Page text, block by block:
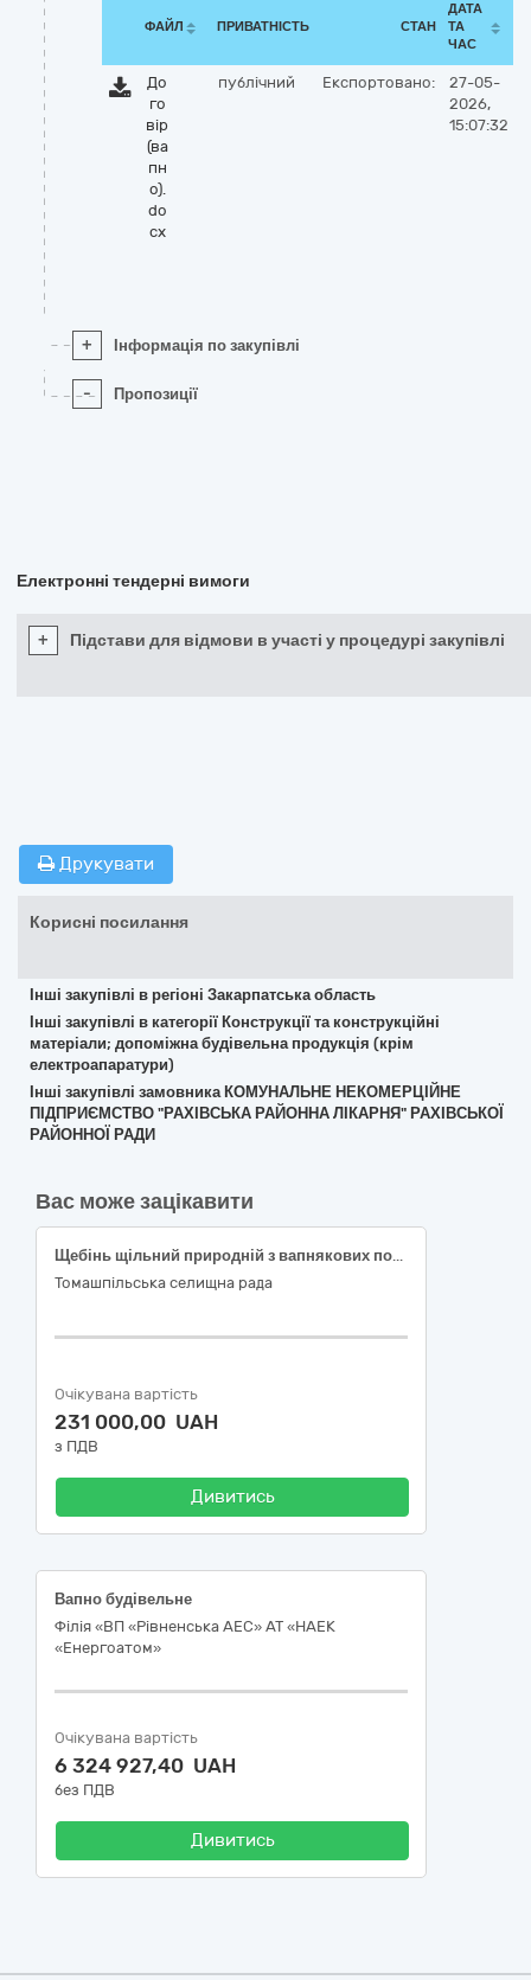
ФАЙЛ ПРИВАТНІСТЬ СТАН
ДАТА
ТА
ЧАС
До
го
вір
(ва
пн
о).
do
cx
публічний Експортовано:
27-05-
2026,
15:07:32
+ Інформація по закупівлі
- Пропозиції
Електронні тендерні вимоги
+ Підстави для відмови в участі у процедурі закупівлі
Друкувати
Корисні посилання
Інші закупівлі в регіоні Закарпатська область
Інші закупівлі в категорії Конструкції та конструкційні
матеріали; допоміжна будівельна продукція (крім
електроапаратури)
Інші закупівлі замовника КОМУНАЛЬНЕ НЕКОМЕРЦІЙНЕ
ПІДПРИЄМСТВО "РАХІВСЬКА РАЙОННА ЛІКАРНЯ" РАХІВСЬКОЇ
РАЙОННОЇ РАДИ
Вас може зацікавити
Щебінь щільний природній з вапнякових порід ДК 021:2015-44920000-5 Вапняк, гіпс і крейда
Томашпільська селищна рада
Очікувана вартість
231 000,00 UAH
з ПДВ
Дивитись
Вапно будівельне
Філія «ВП «Рівненська АЕС» АТ «НАЕК
«Енергоатом»
Очікувана вартість
6 324 927,40 UAH
без ПДВ
Дивитись